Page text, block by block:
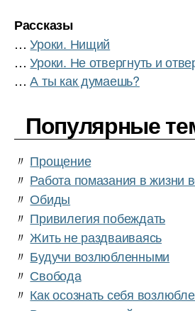
Рассказы
…Уроки. Нищий
…Уроки. Не отвергнуть и
…А ты как думаешь?
Популярные
〃 Прощение
〃 Работа помазания в жизни
〃 Обиды
〃 Привилегия побеждать
〃 Жить не раздваиваясь
〃 Будучи возлюбленными
〃 Свобода
〃 Как осознать себя